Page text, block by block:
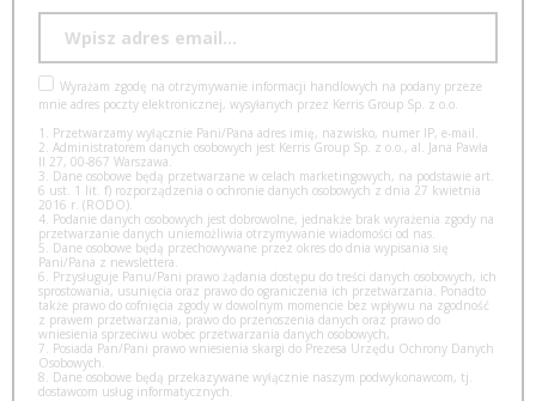
Wyrażam zgodę na otrzymywanie informacji handlowych na podany przeze
mnie adres poczty elektronicznej, wysyłanych przez Kerris Group Sp. z o.o.
1. Przetwarzamy wyłącznie Pani/Pana adres imię, nazwisko, numer IP, e-mail.
2. Administratorem danych osobowych jest Kerris Group Sp. z o.o., al. Jana Pawła
II 27, 00-867 Warszawa.
3. Dane osobowe będą przetwarzane w celach marketingowych, na podstawie art.
6 ust. 1 lit. f) rozporządzenia o ochronie danych osobowych z dnia 27 kwietnia
2016 r. (RODO).
4. Podanie danych osobowych jest dobrowolne, jednakże brak wyrażenia zgody na
przetwarzanie danych uniemożliwia otrzymywanie wiadomości od nas.
5. Dane osobowe będą przechowywane przez okres do dnia wypisania się
Pani/Pana z newslettera.
6. Przysługuje Panu/Pani prawo żądania dostępu do treści danych osobowych, ich
sprostowania, usunięcia oraz prawo do ograniczenia ich przetwarzania. Ponadto
także prawo do cofnięcia zgody w dowolnym momencie bez wpływu na zgodność
z prawem przetwarzania, prawo do przenoszenia danych oraz prawo do
wniesienia sprzeciwu wobec przetwarzania danych osobowych,
7. Posiada Pan/Pani prawo wniesienia skargi do Prezesa Urzędu Ochrony Danych
Osobowych.
8. Dane osobowe będą przekazywane wyłącznie naszym podwykonawcom, tj.
dostawcom usług informatycznych.